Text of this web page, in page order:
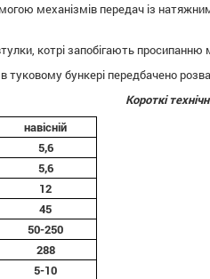
механізмів передач із
котрі запобігають просипанню
туковому бункері передбачено
Короткі
навісній
5,6
5,6
12
45
50-250
288
5-10